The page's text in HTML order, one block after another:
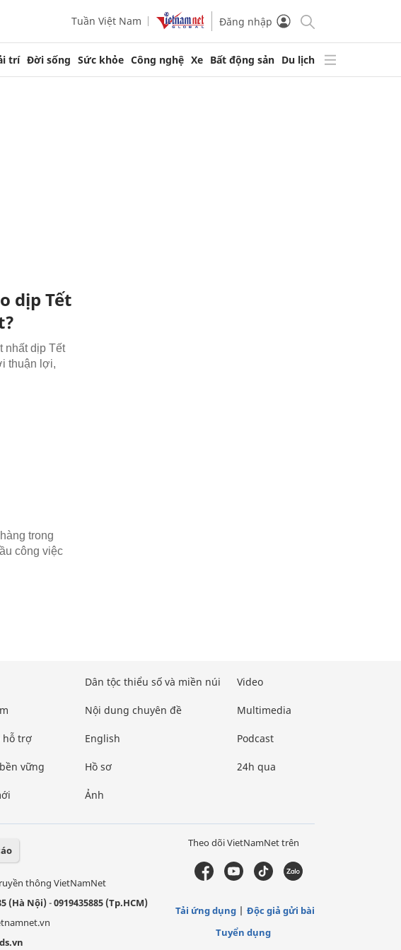
Tuần Việt Nam Đăng nhập
trí Đời sống Sức khỏe Công nghệ Xe Bất động sản Du lịch
dịp Tết
nhất dịp Tết
thuận lợi,
trong
công việc
hỗ trợ
vững
Dân tộc thiểu số và miền núi
Nội dung chuyên đề
English
Hồ sơ
Ảnh
Video
Multimedia
Podcast
24h qua
thông VietNamNet
(Hà Nội)-0919435885 (Tp.HCM)
Theo dõi VietNamNet trên
Tải ứng dụng
Độc giả gửi bài
Tuyển dụng